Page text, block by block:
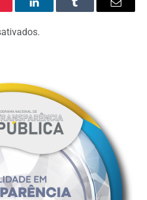
O
LinkedIn
Tumblr
E-